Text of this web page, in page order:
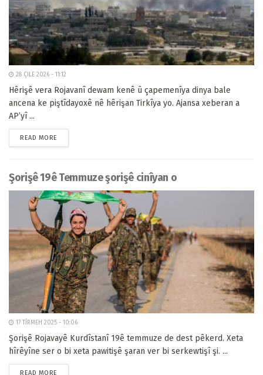
28 ÇILE 2026 - 11:12
Hêrişê vera Rojavanî dewam kenê û çapemenîya dinya bale
ancena ke piştîdayoxê nê hêrişan Tirkîya yo. Ajansa xeberan a
AP’yî ...
READ MORE
Şorişê 19ê Temmuze şorişê cinîyan o
17 TÎRMEH 2025 - 10:06
Şorişê Rojavayê Kurdîstanî 19ê temmuze de dest pêkerd. Xeta
hîrêyîne ser o bi xeta pawitişê şaran ver bi serkewtişî şi. ...
READ MORE